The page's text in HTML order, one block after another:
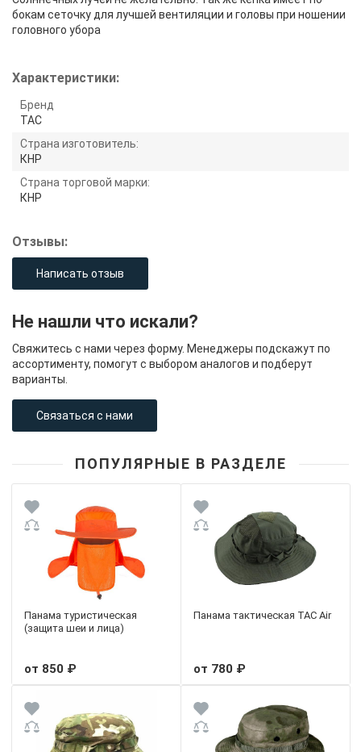
бокам сеточку для лучшей вентиляции и головы при ношении
головного убора
Характеристики:
Бренд
TAC
Страна изготовитель:
КНР
Страна торговой марки:
КНР
Отзывы:
Написать отзыв
Не нашли что искали?
Свяжитесь с нами через форму. Менеджеры подскажут по
ассортименту, помогут с выбором аналогов и подберут
варианты.
Связаться с нами
ПОПУЛЯРНЫЕ В РАЗДЕЛЕ
Панама туристическая
(защита шеи и лица)
от 850 ₽
Панама тактическая TAC Air
от 780 ₽